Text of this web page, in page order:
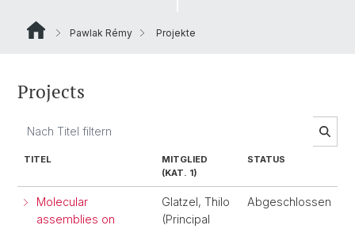
Pawlak Rémy Projekte
Projects
TITEL
MITGLIED
(KAT. 1)
STATUS
Molecular
assemblies on
Glatzel, Thilo
(Principal
Abgeschlossen